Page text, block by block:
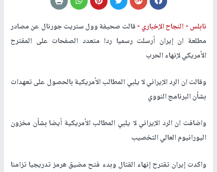
نابلس -النجاح الإخباري -قالت صحيفة وول ستريت جورنال عن مصادر
مطلعة ان إيران أرسلت رسميا ردا متعدد الصفحات على المقترح
الأمريكي لإنهاء الحرب
وقالت ان الرد الإيراني لا يلبي المطالب الأمريكية بالحصول على تعهدات
بشأن البرنامج النووي
واضافت ان الرد الإيراني لا يلبي المطالب الأمريكية أيضا بشأن مخزون
اليورانيوم العالي التخصيب
واكدت إيران تقترح إنهاء القتال وبدء فتح مضيق هرمز تدريجيا تزامنا